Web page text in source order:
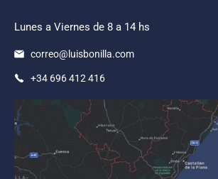
Lunes a Viernes de 8 a 14 hs
correo@luisbonilla.com
+34 696 412 416